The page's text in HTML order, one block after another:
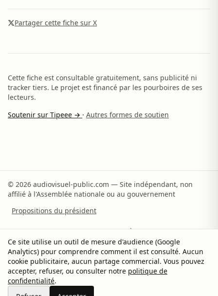
Partager cette fiche sur X
Cette fiche est consultable gratuitement, sans publicité ni
tracker tiers. Le projet est financé par les pourboires de ses
lecteurs.
Soutenir sur Tipeee → · Autres formes de soutien
© 2026 audiovisuel-public.com — Site indépendant, non
affilié à l'Assemblée nationale ou au gouvernement
Propositions du président
Recommandations du rapporteur À propos
Méthodologie Sources Contact Soutenir
Confidentialité Gérer les cookies
Ce site utilise un outil de mesure d'audience (Google
Analytics) pour comprendre comment il est consulté. Aucun
cookie publicitaire, aucun partage commercial. Vous pouvez
accepter, refuser, ou consulter notre politique de
confidentialité.